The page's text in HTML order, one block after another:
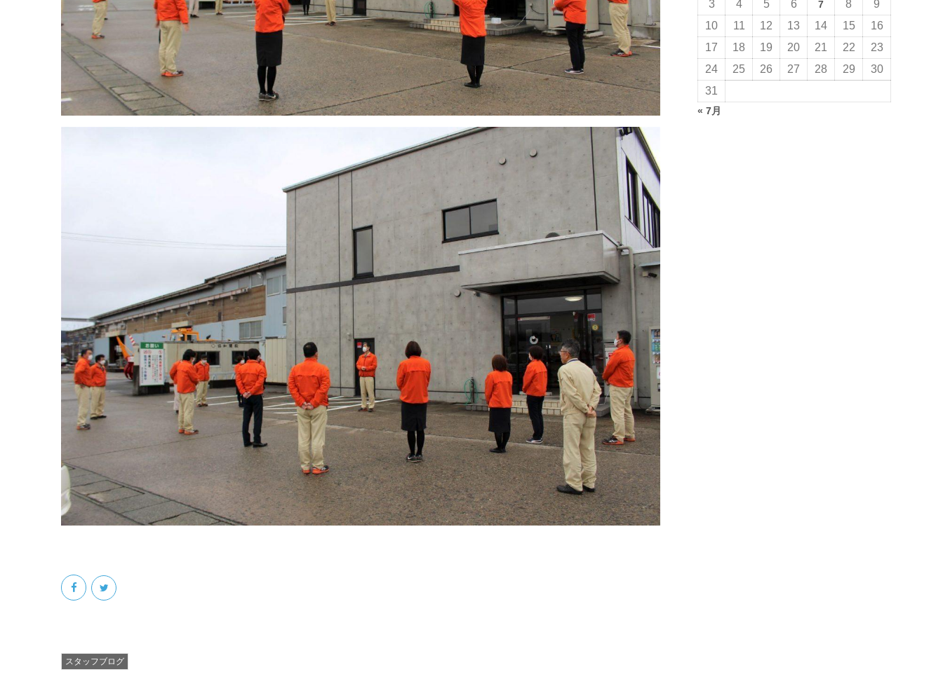
スタッフブログ
3
4 5 6 7 8
9
10
11 12 13 14 15
16
17
18 19 20 21 22
23
24
25 26 27 28 29
30
31
« 7月